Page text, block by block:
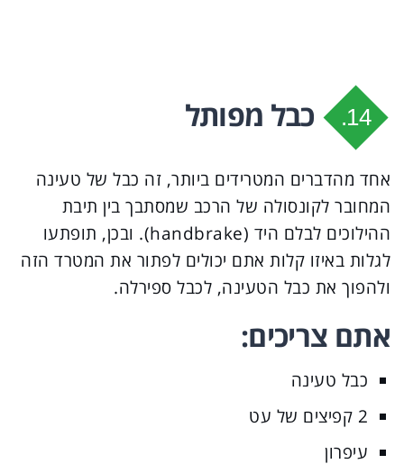
14. כבל מפותל
אחד מהדברים המטרידים ביותר, זה כבל של טעינה
המחובר לקונסולה של הרכב שמסתבך בין תיבת
ההילוכים לבלם היד (handbrake). ובכן, תופתעו
לגלות באיזו קלות אתם יכולים לפתור את המטרד הזה
ולהפוך את כבל הטעינה, לכבל ספירלה.
אתם צריכים:
כבל טעינה
2 קפיצים של עט
עיפרון